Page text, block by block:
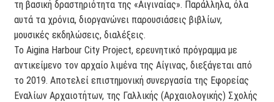
τη βασική δραστηριότητα της «Αιγιναίας». Παράλληλα, όλα
αυτά τα χρόνια, διοργανώνει παρουσιάσεις βιβλίων,
μουσικές εκδηλώσεις, διαλέξεις.
Το Aigina Harbour City Project, ερευνητικό πρόγραμμα με
αντικείμενο τον αρχαίο λιμένα της Αίγινας, διεξάγεται από
το 2019. Αποτελεί επιστημονική συνεργασία της Εφορείας
Εναλίων Αρχαιοτήτων, της Γαλλικής (Αρχαιολογικής) Σχολής